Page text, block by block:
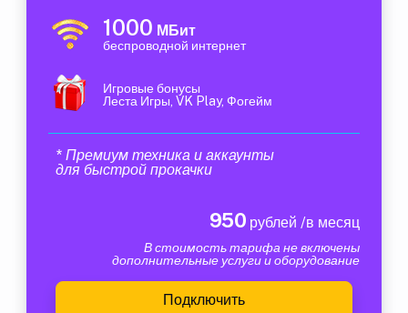
1000 МБит
беспроводной интернет
Игровые бонусы
Леста Игры, VK Play, Фогейм
* Премиум техника и аккаунты
для быстрой прокачки
950 рублей /в месяц
В стоимость тарифа не включены
дополнительные услуги и оборудование
Подключить